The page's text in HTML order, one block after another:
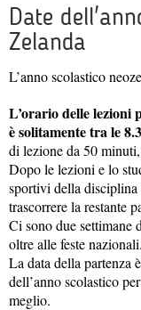
Date
Zelanda
L’anno scolastico
L’orario delle lezioni
è solitamente tra le
di lezione da 50
Dopo le lezioni e lo
sportivi della disciplina
trascorrere la restante
Ci sono due settimane
oltre alle feste nazionali.
La data della partenza
dell’anno scolastico
meglio.